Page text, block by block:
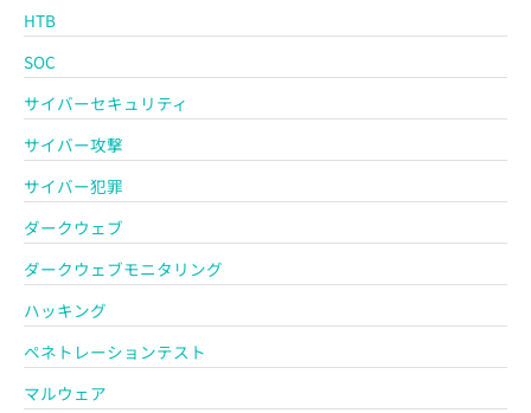
HTB
SOC
サイバーセキュリティ
サイバー攻撃
サイバー犯罪
ダークウェブ
ダークウェブモニタリング
ハッキング
ペネトレーションテスト
マルウェア